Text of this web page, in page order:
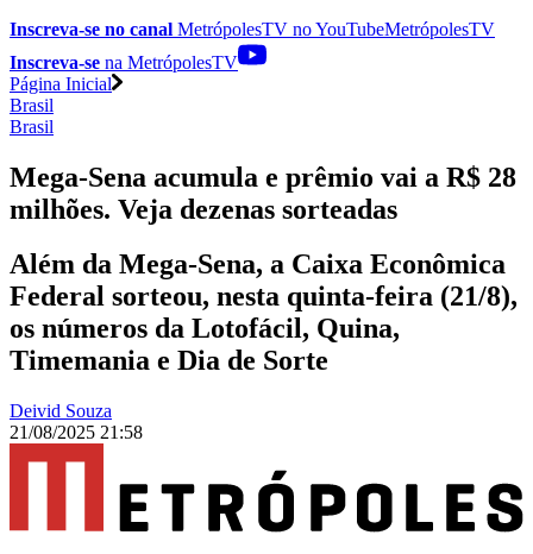
Inscreva-se no canal MetrópolesTV noYouTubeMetrópolesTV
Inscreva-se na MetrópolesTV
Página Inicial
Brasil
Brasil
Mega-Sena acumula e prêmio vai a R$ 28
milhões. Veja dezenas sorteadas
Além da Mega-Sena, a Caixa Econômica
Federal sorteou, nesta quinta-feira (21/8),
os números da Lotofácil, Quina,
Timemania e Dia de Sorte
Deivid Souza
21/08/2025 21:58